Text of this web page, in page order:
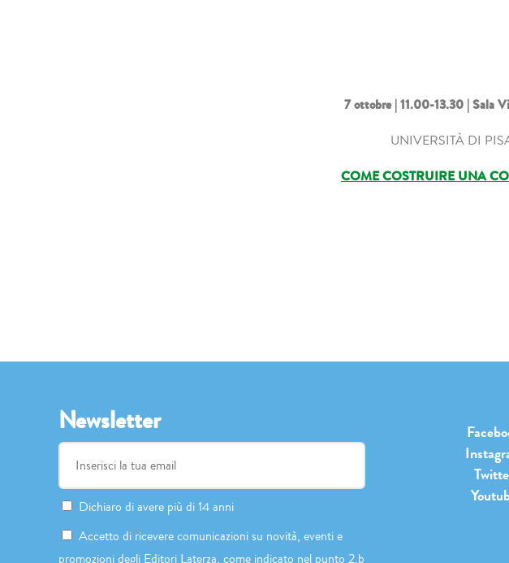
7 ottobre | 11.00-13.30 | Sala
UNIVERSITÀ DI
COME COSTRUIRE UNA
Newsletter
Dichiaro di avere più di 14 anni
Accetto di ricevere comunicazioni su novità, eventi e
promozioni degli Editori Laterza, come indicato nel punto 2.b